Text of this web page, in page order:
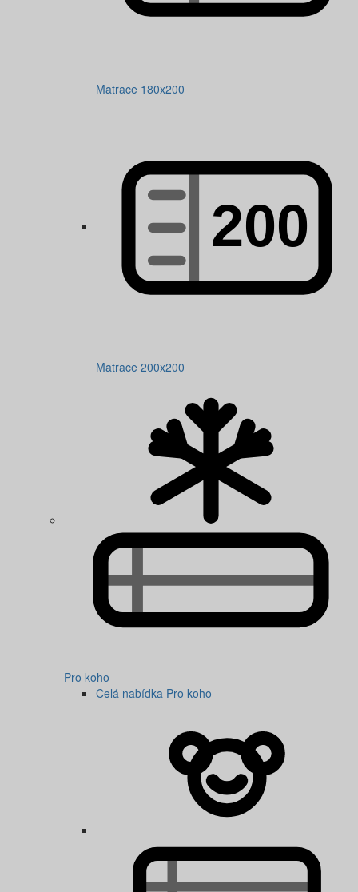
Matrace 180x200
Matrace 200x200
Pro koho
Celá nabídka Pro koho